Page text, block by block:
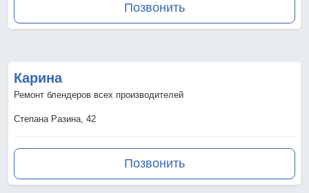
Позвонить
Карина
Ремонт блендеров всех производителей
Степана Разина, 42
Позвонить